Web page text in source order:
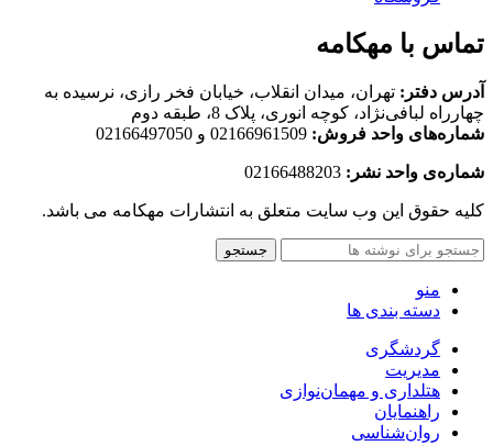
تماس با مهکامه
آدرس دفتر: تهران، میدان انقلاب، خیابان فخر رازی، نرسیده به
چهارراه لبافی‌نژاد، کوچه انوری، پلاک 8، طبقه دوم
شماره‌های واحد فروش: 02166961509 و 02166497050
شماره‌‌ی واحد نشر:
کلیه حقوق این وب سایت متعلق به انتشارات مهکامه می باشد.
جستجو
منو
دسته بندی ها
گردشگری
مدیریت
هتلداری و مهمان‌نوازی
راهنمایان
روان‌شناسی